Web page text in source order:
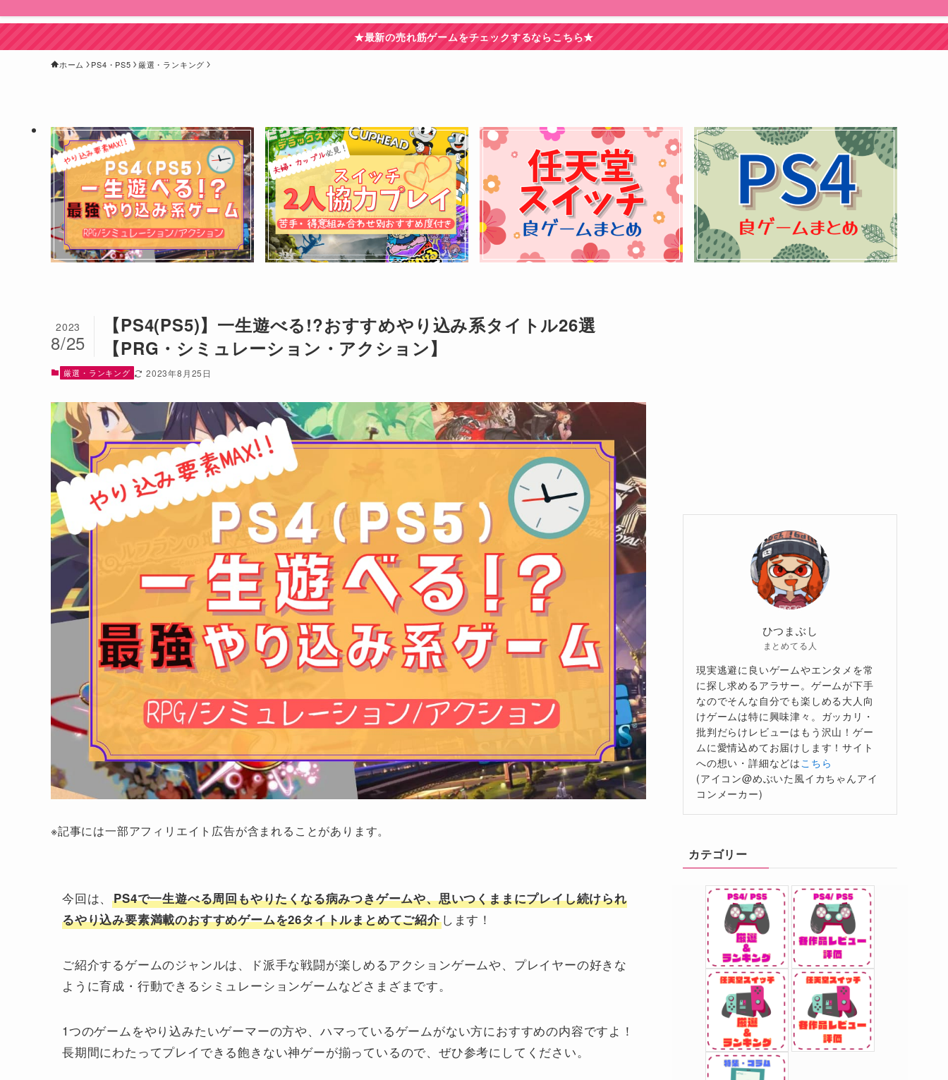
★最新の売れ筋ゲームをチェックするならこちら★
ホーム PS4・PS5 厳選・ランキング
【PS4(PS5)】一生遊べる!?おすすめやり込み系タイトル26選
【PRG・シミュレーション・アクション】
2023
8/25
厳選・ランキング 2023年8月25日
※記事には一部アフィリエイト広告が含まれることがあります。
今回は、PS4で一生遊べる周回もやりたくなる病みつきゲームや、思いつくままにプレイし続けられ
るやり込み要素満載のおすすめゲームを26タイトルまとめてご紹介します！
ご紹介するゲームのジャンルは、ド派手な戦闘が楽しめるアクションゲームや、プレイヤーの好きな
ように育成・行動できるシミュレーションゲームなどさまざまです。
1つのゲームをやり込みたいゲーマーの方や、ハマっているゲームがない方におすすめの内容ですよ！
長期間にわたってプレイできる飽きない神ゲーが揃っているので、ぜひ参考にしてください。
ひつまぶし
まとめてる人
現実逃避に良いゲームやエンタメを常
に探し求めるアラサー。ゲームが下手
なのでそんな自分でも楽しめる大人向
けゲームは特に興味津々。ガッカリ・
批判だらけレビューはもう沢山！ゲー
ムに愛情込めてお届けします！サイト
への想い・詳細などは こちら
(アイコン@めぶいた風イカちゃんアイ
コンメーカー)
カテゴリー